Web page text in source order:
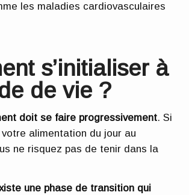
les maladies cardiovasculaires
s’initialiser à
de vie ?
doit se faire progressivement. Si
alimentation du jour au
ne risquez pas de tenir dans la
une phase de transition qui